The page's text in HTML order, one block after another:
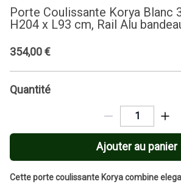
Porte Coulissante Korya Blanc
H204 x L93 cm, Rail Alu
354,00€
Quantité
Ajouter au panier
Cette porte coulissante Korya combine